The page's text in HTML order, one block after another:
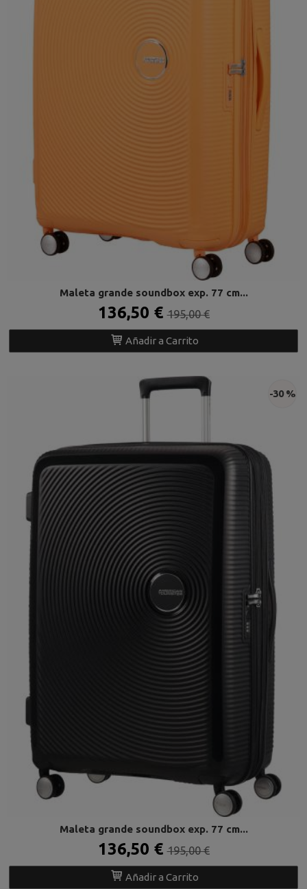
Maleta grande soundbox exp. 77 cm...
136,50 €195,00 €
Añadir a Carrito
-30 %
Maleta grande soundbox exp. 77 cm...
136,50 €195,00 €
Añadir a Carrito